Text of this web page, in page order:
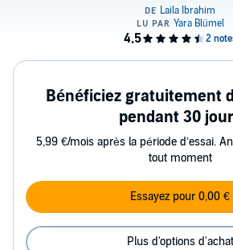
Bénéficiez gratuitement
pendant 30
5,99 €/mois après la période d’essai.
tout moment
Essayez pour 0,00 €
Plus d'options d'achat